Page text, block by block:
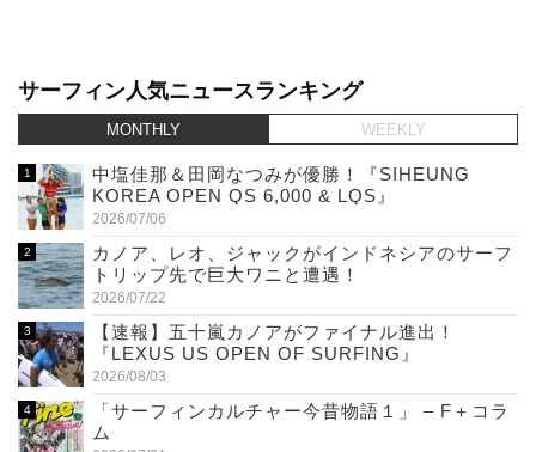
サーフィン人気ニュースランキング
MONTHLY WEEKLY
中塩佳那＆田岡なつみが優勝！『SIHEUNG
KOREA OPEN QS 6,000 & LQS』
2026/07/06
カノア、レオ、ジャックがインドネシアのサーフ
トリップ先で巨大ワニと遭遇！
2026/07/22
【速報】五十嵐カノアがファイナル進出！
『LEXUS US OPEN OF SURFING』
2026/08/03
「サーフィンカルチャー今昔物語１」 – F＋コラ
ム